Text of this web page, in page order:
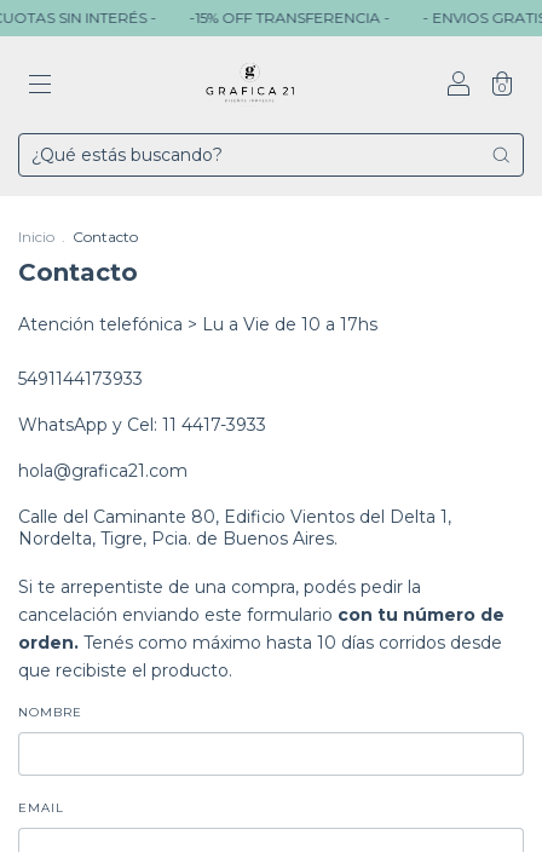
SIN INTERÉS - -15% OFF TRANSFERENCIA - - ENVIOS
0
Inicio . Contacto
Contacto
Atención telefónica > Lu a Vie de 10 a 17hs
5491144173933
WhatsApp y Cel: 11 4417-3933
hola@grafica21.com
Calle del Caminante 80, Edificio Vientos del Delta 1,
Nordelta, Tigre, Pcia. de Buenos Aires.
Si te arrepentiste de una compra, podés pedir la
cancelación enviando este formulario con tu número de
orden. Tenés como máximo hasta 10 días corridos desde
que recibiste el producto.
NOMBRE
EMAIL